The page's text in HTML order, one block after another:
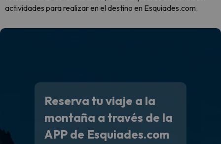
actividades para realizar en el destino en Esquiades.com.
Reserva tu viaje a la
montaña a través de la
APP de Esquiades.com